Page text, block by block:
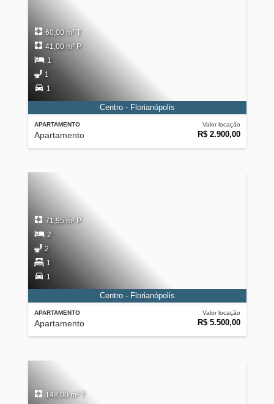
APARTAMENTO
Apartamento
Valor locação
R$ 2.900,00
60,00 m² T
41,00 m² P
1
1
1
Centro - Florianópolis
APARTAMENTO
Apartamento
Valor locação
R$ 5.500,00
71,95 m² P
2
2
1
1
Centro - Florianópolis
148,00 m² T